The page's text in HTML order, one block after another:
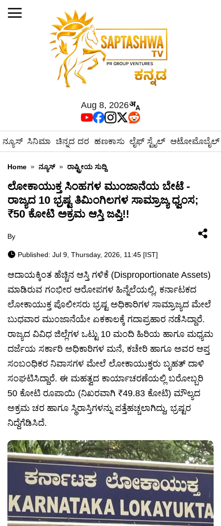
Aug 8, 2026
ನ್ಯೂಸ್ ಸಿನಿಮಾ ಚಿನ್ನದ ದರ ಹಣಕಾಸು ಲೈಫ್ ಸ್ಟೈಲ್ ಆಟೋಮೊಬೈಲ್
Home » ನ್ಯೂಸ್ » ರಾಷ್ಟ್ರೀಯ ಸುದ್ದಿ
ಲೋಕಾಯುಕ್ತ ಸಿಂಹಗಳ ಮುಂಜಾನೆಯ ಬೇಟೆ -
ರಾಜ್ಯದ 10 ಭ್ರಷ್ಟ ತಿಮಿಂಗಿಲಗಳ ಸಾಮ್ರಾಜ್ಯ ಧ್ವಂಸ;
₹50 ಕೋಟಿ ಅಕ್ರಮ ಆಸ್ತಿ ಜಪ್ತಿ!!
By
Published: Jul 9, Thursday, 2026, 11:45 [IST]
ಆದಾಯಕ್ಕಿಂತ ಹೆಚ್ಚಿನ ಆಸ್ತಿ ಗಳಿಕೆ (Disproportionate Assets)
ಮಾಡಿರುವ ಗಂಭೀರ ಆರೋಪಗಳ ಹಿನ್ನೆಲೆಯಲ್ಲಿ, ಕರ್ನಾಟಕದ
ಲೋಕಾಯುಕ್ತ ಪೊಲೀಸರು ಭ್ರಷ್ಟ ಅಧಿಕಾರಿಗಳ ಸಾಮ್ರಾಜ್ಯದ ಮೇಲೆ
ಬುಧವಾರ ಮುಂಜಾನೆಯೇ ಏಕಕಾಲಕ್ಕೆ ಗದಾಪ್ರಹಾರ ನಡೆಸಿದ್ದಾರೆ.
ರಾಜ್ಯದ ವಿವಿಧ ಜಿಲ್ಲೆಗಳ ಒಟ್ಟು 10 ಮಂದಿ ಹಿರಿಯ ಹಾಗೂ ಮಧ್ಯಮ
ದರ್ಜೆಯ ಸರ್ಕಾರಿ ಅಧಿಕಾರಿಗಳ ಮನೆ, ಕಚೇರಿ ಹಾಗೂ ಅವರ ಆಪ್ತ
ಸಂಬಂಧಿಕರ ನಿವಾಸಗಳ ಮೇಲೆ ಲೋಕಾಯುಕ್ತರು ಬೃಹತ್ ದಾಳಿ
ಸಂಘಟಿಸಿದ್ದಾರೆ. ಈ ಮಹತ್ವದ ಕಾರ್ಯಾಚರಣೆಯಲ್ಲಿ ಬರೋಬ್ಬರಿ
50 ಕೋಟಿ ರೂಪಾಯಿ (ನಿಖರವಾಗಿ ₹49.83 ಕೋಟಿ) ಮೌಲ್ಯದ
ಅಕ್ರಮ ಚರ ಹಾಗೂ ಸ್ಥಿರಾಸ್ತಿಗಳನ್ನು ಪತ್ತೆಹಚ್ಚಲಾಗಿದ್ದು, ಭ್ರಷ್ಟರ
ನಿದ್ದೆಗೆಡಿಸಿದೆ.